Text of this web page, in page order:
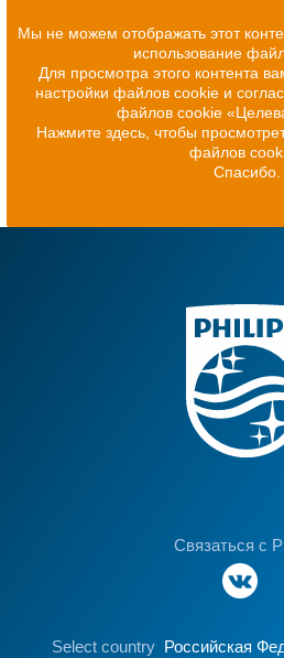
Мы не можем отображать этот
использование
Для просмотра этого контента
настройки файлов cookie и
файлов cookie
Нажмите здесь, чтобы
файлов
Спасибо.
Связаться с
Select country Российская